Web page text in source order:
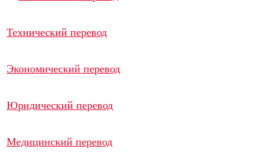
Технический перевод
Экономический перевод
Юридический перевод
Медицинский перевод